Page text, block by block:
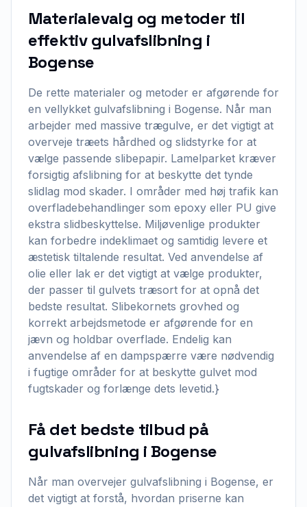
Materialevalg og metoder til
effektiv gulvafslibning i
Bogense
De rette materialer og metoder er afgørende for
en vellykket gulvafslibning i Bogense. Når man
arbejder med massive trægulve, er det vigtigt at
overveje træets hårdhed og slidstyrke for at
vælge passende slibepapir. Lamelparket kræver
forsigtig afslibning for at beskytte det tynde
slidlag mod skader. I områder med høj trafik kan
overfladebehandlinger som epoxy eller PU give
ekstra slidbeskyttelse. Miljøvenlige produkter
kan forbedre indeklimaet og samtidig levere et
æstetisk tiltalende resultat. Ved anvendelse af
olie eller lak er det vigtigt at vælge produkter,
der passer til gulvets træsort for at opnå det
bedste resultat. Slibekornets grovhed og
korrekt arbejdsmetode er afgørende for en
jævn og holdbar overflade. Endelig kan
anvendelse af en dampspærre være nødvendig
i fugtige områder for at beskytte gulvet mod
fugtskader og forlænge dets levetid.}
Få det bedste tilbud på
gulvafslibning i Bogense
Når man overvejer gulvafslibning i Bogense, er
det vigtigt at forstå, hvordan priserne kan